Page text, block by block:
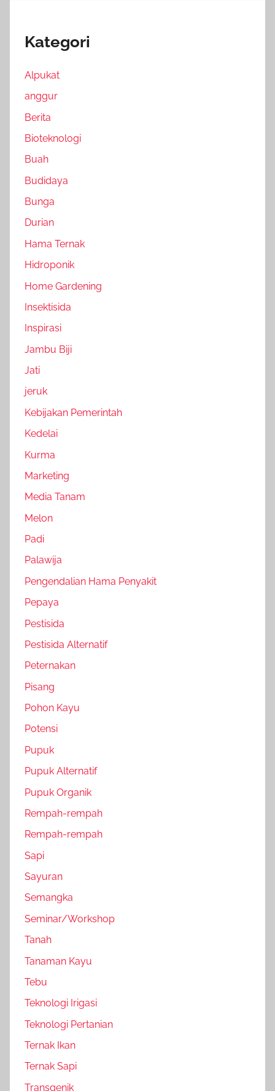
Kategori
Alpukat
anggur
Berita
Bioteknologi
Buah
Budidaya
Bunga
Durian
Hama Ternak
Hidroponik
Home Gardening
Insektisida
Inspirasi
Jambu Biji
Jati
jeruk
Kebijakan Pemerintah
Kedelai
Kurma
Marketing
Media Tanam
Melon
Padi
Palawija
Pengendalian Hama Penyakit
Pepaya
Pestisida
Pestisida Alternatif
Peternakan
Pisang
Pohon Kayu
Potensi
Pupuk
Pupuk Alternatif
Pupuk Organik
Rempah-rempah
Rempah-rempah
Sapi
Sayuran
Semangka
Seminar/Workshop
Tanah
Tanaman Kayu
Tebu
Teknologi Irigasi
Teknologi Pertanian
Ternak Ikan
Ternak Sapi
Transgenik